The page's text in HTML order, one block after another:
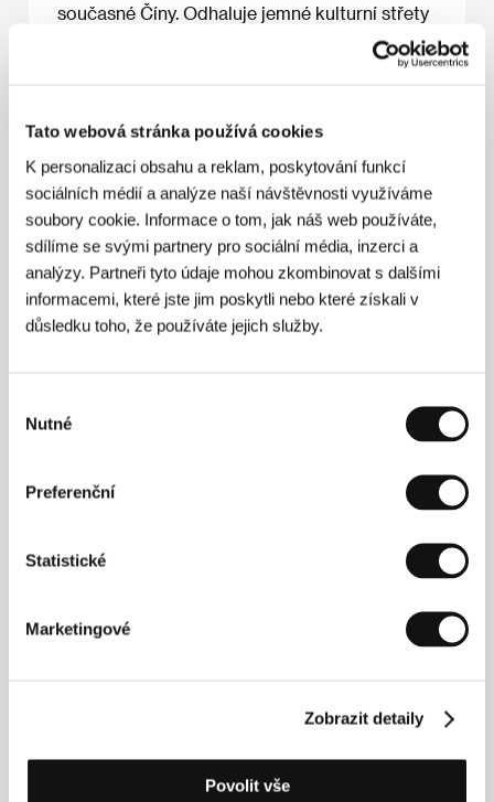
Tato webová stránka používá cookies
K personalizaci obsahu a reklam, poskytování funkcí
sociálních médií a analýze naší návštěvnosti využíváme
soubory cookie. Informace o tom, jak náš web používáte,
sdílíme se svými partnery pro sociální média, inzerci a
analýzy. Partneři tyto údaje mohou zkombinovat s dalšími
informacemi, které jste jim poskytli nebo které získali v
důsledku toho, že používáte jejich služby.
souhlasu
Nutné
Preferenční
Statistické
Marketingové
Zobrazit detaily
Povolit vše
současné Číny. Odhaluje jemné kulturní střety
ve světě, který je globalizovaný i polarizovaný
zároveň. V rozpustilém, ale zároveň upřímném
Vojtěch Kočárník
O filmu
86 min / Barevný, DCP
RežieViv Li/ ScénářViv Li/ Kamera
Koprodukce
Režie